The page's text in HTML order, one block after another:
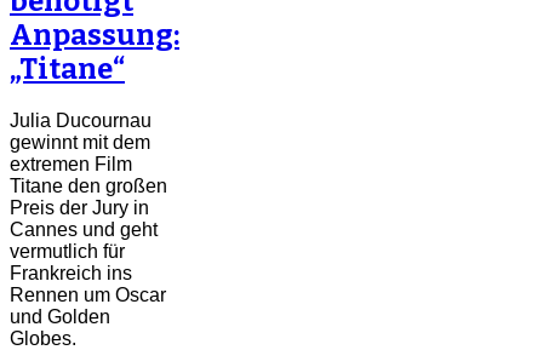
Anpassung:
„Titane“
Julia Ducournau
gewinnt mit dem
extremen Film
Titane den großen
Preis der Jury in
Cannes und geht
vermutlich für
Frankreich ins
Rennen um Oscar
und Golden
Globes.